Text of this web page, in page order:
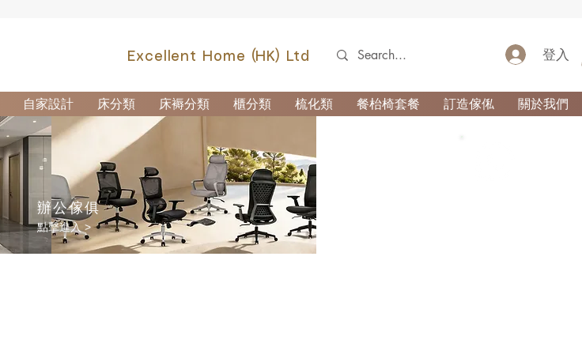
Excellent Home (HK) Ltd 登入
自家設計 床分類 床褥分類 櫃分類 梳化類 餐枱椅套餐 訂造傢俬 關於我們
辦公傢俱
點擊進入 >